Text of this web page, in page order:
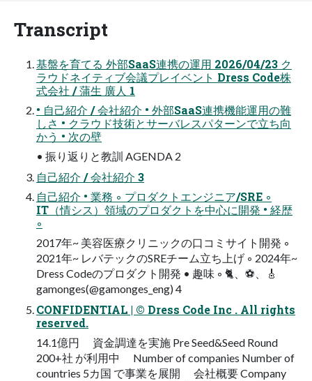
Transcript
基盤を育てる 外部SaaS連携の運用 2026/04/23 ク
ラウドネイティブ会議プレイベント Dress Code株
式会社 / 蒲生 廣人 1
• 自己紹介 / 会社紹介 • 外部SaaS連携機能運用の難
しさ • クラウド技術とサーバレスパターンで立ち向
かう • 次の壁
• 振り返りと教訓 AGENDA 2
自己紹介 / 会社紹介 3
自己紹介 • 業務 ◦ プロダクトエンジニア/SRE ◦
IT（情シス）領域のプロダクトを中心に開発 • 経歴
◦
2017年~ 美容医療クリニックの口コミサイト開発 ◦
2021年~ レバテックのSREチーム立ち上げ ◦ 2024年~
Dress Codeのプロダクト開発 • 趣味 ◦ 🐈、⚽、🎸
gamonges(@gamonges_eng) 4
CONFIDENTIAL | © Dress Code Inc . All rights
reserved.
14.1億円 資金調達を実施 Pre Seed&Seed Round
200+社 が利用中 Number of companies Number of
countries 5カ国 で事業を展開 会社概要 Company